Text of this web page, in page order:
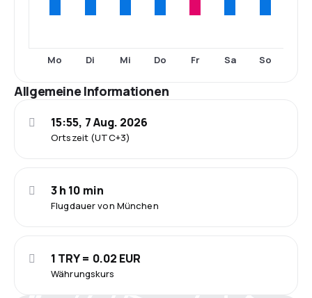
Mo Di Mi Do Fr Sa So
Allgemeine Informationen
Ortszeit (UTC+3)
15:55, 7 Aug. 2026
Flugdauer von München
3 h 10 min
Währungskurs
1 TRY = 0.02 EUR